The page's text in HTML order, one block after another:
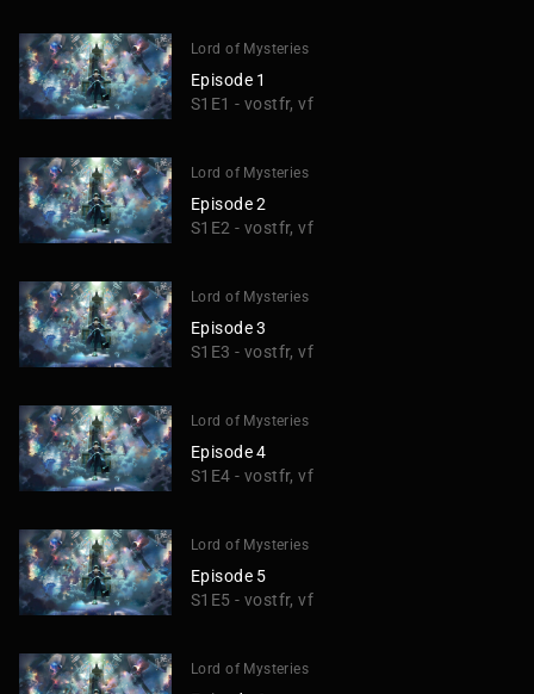
Lord of Mysteries
Episode 1
S1E1 - vostfr, vf
Lord of Mysteries
Episode 2
S1E2 - vostfr, vf
Lord of Mysteries
Episode 3
S1E3 - vostfr, vf
Lord of Mysteries
Episode 4
S1E4 - vostfr, vf
Lord of Mysteries
Episode 5
S1E5 - vostfr, vf
Lord of Mysteries